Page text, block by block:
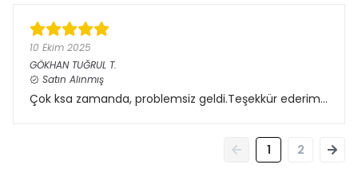
10 Ekim 2025
GÖKHAN TUĞRUL T.
Satın Alınmış
Çok ksa zamanda, problemsiz geldi.Teşekkür ederim…
1 2